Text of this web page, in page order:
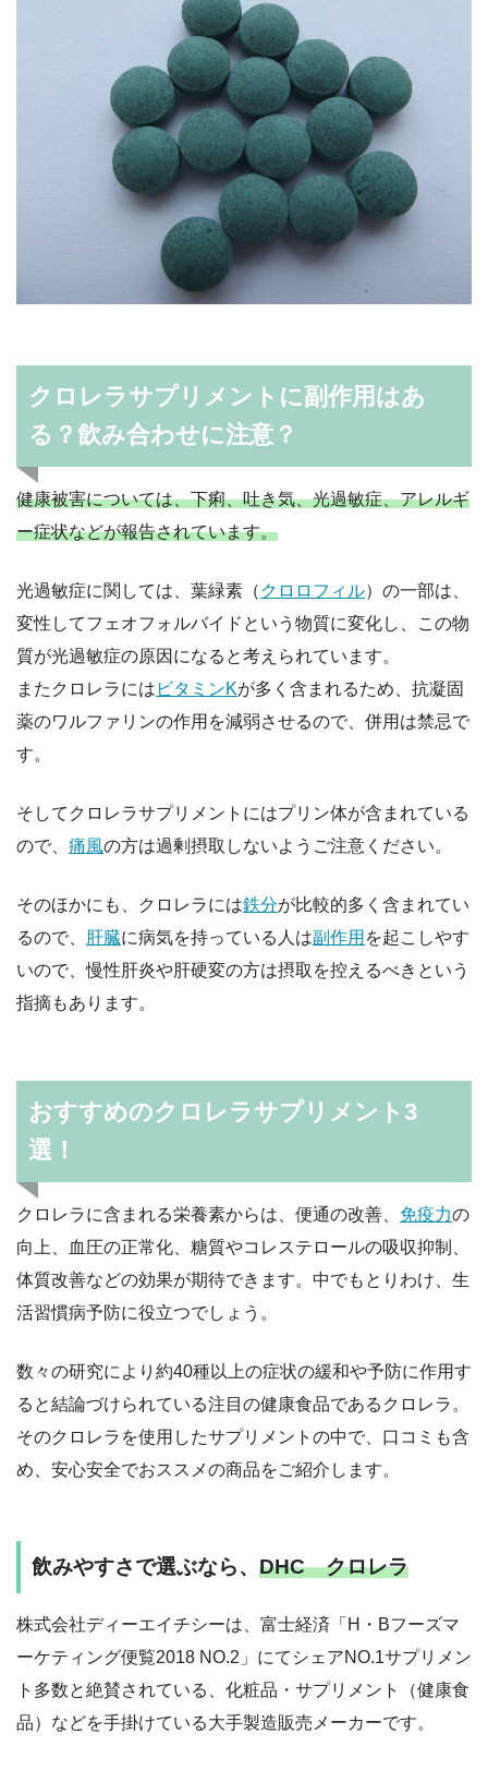
クロレラサプリメントに副作用はあ
る？飲み合わせに注意？
健康被害については、下痢、吐き気、光過敏症、アレルギ
ー症状などが報告されています。
光過敏症に関しては、葉緑素（ クロロフィル）の一部は、
変性してフェオフォルバイドという物質に変化し、この物
質が光過敏症の原因になると考えられています。
またクロレラには ビタミンKが多く含まれるため、抗凝固
薬のワルファリンの作用を減弱させるので、併用は禁忌で
す。
そしてクロレラサプリメントにはプリン体が含まれている
ので、 痛風の方は過剰摂取しないようご注意ください。
そのほかにも、クロレラには鉄分が比較的多く含まれてい
るので、
肝臓に病気を持っている人は副作用 を起こしやす
いので、慢性肝炎や肝硬変の方は摂取を控えるべきという
指摘もあります。
おすすめのクロレラサプリメント3
選！
クロレラに含まれる栄養素からは、便通の改善、 免疫力の
向上、血圧の正常化、糖質やコレステロールの吸収抑制、
体質改善などの効果が期待できます。中でもとりわけ、生
活習慣病予防に役立つでしょう。
数々の研究により約40種以上の症状の緩和や予防に作用す
ると結論づけられている注目の健康食品であるクロレラ。
そのクロレラを使用したサプリメントの中で、口コミも含
め、安心安全でおススメの商品をご紹介します。
飲みやすさで選ぶなら、 DHC クロレラ
株式会社ディーエイチシーは、富士経済「H・Bフーズマ
ーケティング便覧2018 NO.2」にてシェアNO.1サプリメン
ト多数と絶賛されている、化粧品・サプリメント（健康食
品）などを手掛けている大手製造販売メーカーです。